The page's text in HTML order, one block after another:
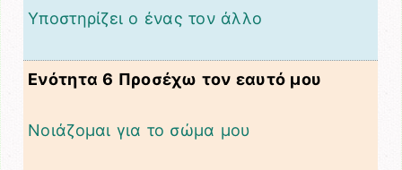
Υποστηρίζει ο ένας τον άλλο
Ενότητα 6 Προσέχω τον εαυτό μου
Νοιάζομαι για το σώμα μου